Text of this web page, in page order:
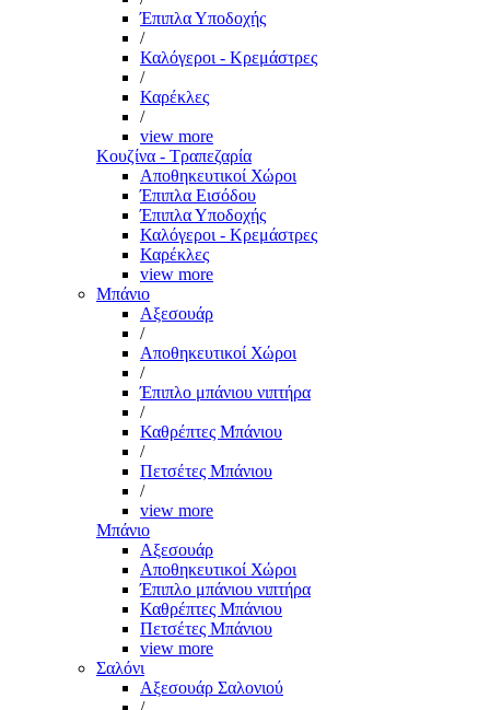
Έπιπλα Υποδοχής
/
Καλόγεροι - Κρεμάστρες
/
Καρέκλες
/
view more
Κουζίνα - Τραπεζαρία
Αποθηκευτικοί Χώροι
Έπιπλα Εισόδου
Έπιπλα Υποδοχής
Καλόγεροι - Κρεμάστρες
Καρέκλες
view more
Μπάνιο
Αξεσουάρ
/
Αποθηκευτικοί Χώροι
/
Έπιπλο μπάνιου νιπτήρα
/
Καθρέπτες Μπάνιου
/
Πετσέτες Μπάνιου
/
view more
Μπάνιο
Αξεσουάρ
Αποθηκευτικοί Χώροι
Έπιπλο μπάνιου νιπτήρα
Καθρέπτες Μπάνιου
Πετσέτες Μπάνιου
view more
Σαλόνι
Αξεσουάρ Σαλονιού